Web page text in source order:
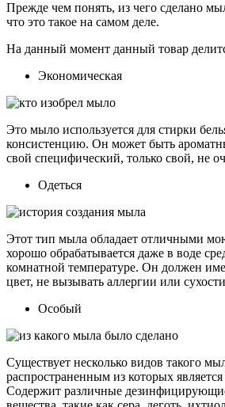
Прежде чем понять, из чего сделано
что это такое на самом деле.
На данный момент данный товар
Экономическая
Это мыло используется для стирки
консистенцию. Он может быть
свой специфический, только свой, не
Одеться
Этот тип мыла обладает отличными
хорошо обрабатывается даже в воде
комнатной температуре. Он должен
цвет, не вызывать аллергии или
Особый
Существует несколько видов такого
распространенным из которых
Содержит различные